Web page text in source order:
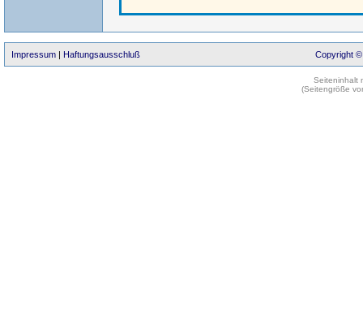
Impressum | Haftungsausschluß Copyright ©
Seiteninhalt
(Seitengröße